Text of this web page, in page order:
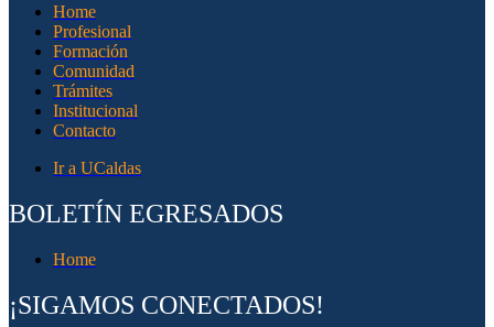
Home
Profesional
Formación
Comunidad
Trámites
Institucional
Contacto
Ir a UCaldas
BOLETÍN EGRESADOS
Home
¡SIGAMOS CONECTADOS!